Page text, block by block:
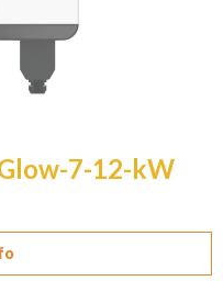
7-12-kW